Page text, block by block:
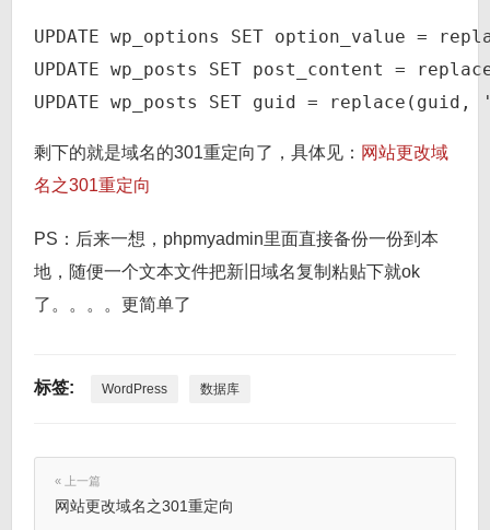
UPDATE wp_options SET option_value =
UPDATE wp_posts SET post_content =
UPDATE wp_posts SET guid =
剩下的就是域名的301重定向了，具体见： 网站更改域
名之301重定向
PS：后来一想，phpmyadmin里面直接备份一份到本
地，随便一个文本文件把新旧域名复制粘贴下就ok
了。。。。更简单了
标签: WordPress 数据库
« 上一篇
网站更改域名之301重定向